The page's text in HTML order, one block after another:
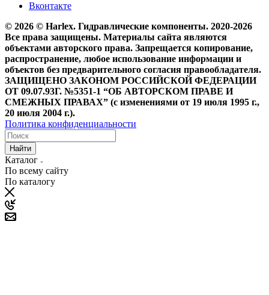
Вконтакте
© 2026 © Harlex. Гидравлические компоненты. 2020-2026
Все права защищены. Материалы сайта являются
объектами авторского права. Запрещается копирование,
распространение, любое использование информации и
объектов без предварительного согласия правообладателя.
ЗАЩИЩЕНО ЗАКОНОМ РОССИЙСКОЙ ФЕДЕРАЦИИ
ОТ 09.07.93Г. №5351-1 “ОБ АВТОРСКОМ ПРАВЕ И
СМЕЖНЫХ ПРАВАХ” (с изменениями от 19 июля 1995 г.,
20 июля 2004 г.).
Политика конфиденциальности
Найти
Каталог
По всему сайту
По каталогу